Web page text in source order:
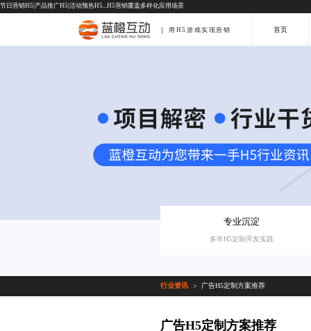
节日营销H5 产品推广H5 活动预热H5...H5营销覆盖多样化应用场景
用H5游戏实现营销 首页
专业沉淀
多年H5定制开发实践
行业资讯 > 广告H5定制方案推荐
广告H5定制方案推荐